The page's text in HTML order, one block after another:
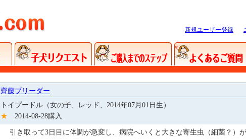
新規ユーザー登録
齊藤ブリーダー
トイプードル（女の子、レッド、2014年07月01日生）
★ 2014-08-28購入
引き取って3日目に体調が急変し、病院へいくと大きな寄生虫（細菌？）